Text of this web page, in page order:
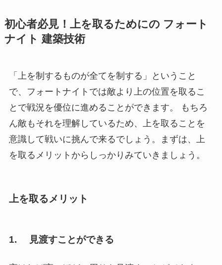
初心者必見！上を取るためにの フォート
ナイト 建築技術
「上を制するものが全てを制する」ということ
で、フォートナイトでは敵より上の位置を取るこ
とで戦況を優位に進めることができます。 もちろ
ん敵もそれを理解しているため、上を取ることを
意識して戦いに挑んで来るでしょう。まずは、上
を取るメリットからしっかりみていきましょう。
上を取るメリット
1. 見渡すことができる